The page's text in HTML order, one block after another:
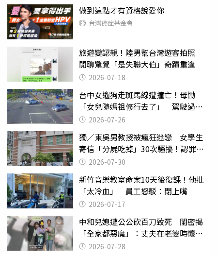
做到這點才有資格說愛你
台灣癌症基金會
旅遊變認親！陸男幫台灣遊客拍照
閒聊驚覺「是失聯大伯」奇蹟重逢
2026-07-18
台中女遛狗走斑馬線遭撞亡！母慟
「女兒隨媽祖修行去了」 駕駛過失
致死判9月
2026-07-26
獨／東吳男教授被瘋狂迷戀 女學生
寄信「分屍吃掉」30次騷擾！認罪免
關 2026-07-30
新竹音樂教室命案10天後復課！他批
「太冷血」 員工怒駁：閉上嘴
2026-07-17
中和兒媳遭公公砍百刀致死 閨密揭
「全家都惡魔」：丈夫在老婆時懷孕
摔東西
2026-07-28